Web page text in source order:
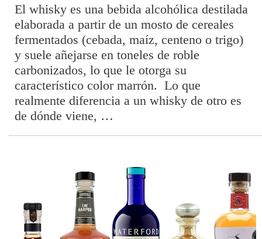
El whisky es una bebida alcohólica destilada
elaborada a partir de un mosto de cereales
fermentados (cebada, maíz, centeno o trigo)
y suele añejarse en toneles de roble
carbonizados, lo que le otorga su
característico color marrón. Lo que
realmente diferencia a un whisky de otro es
de dónde viene, …